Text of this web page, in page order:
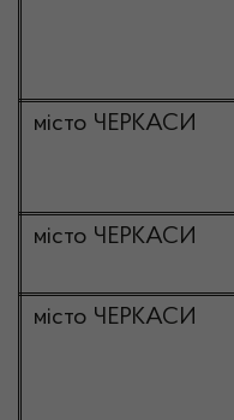
місто ЧЕРКАСИ
місто ЧЕРКАСИ
місто ЧЕРКАСИ